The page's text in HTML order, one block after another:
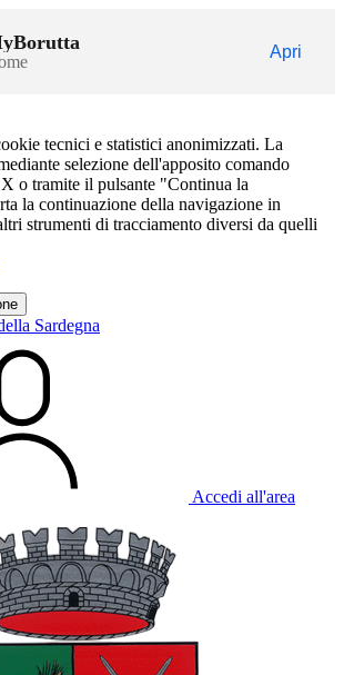
Apri
tecnici e statistici anonimizzati. La
selezione dell'apposito comando
o tramite il pulsante "Continua la
la continuazione della navigazione in
strumenti di tracciamento diversi da quelli
Sardegna
Accedi all'area